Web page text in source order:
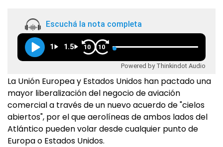
Escuchá la nota completa
1 1.5 10 10
Powered by Thinkindot Audio
La Unión Europea y Estados Unidos han pactado una
mayor liberalización del negocio de aviación
comercial a través de un nuevo acuerdo de "cielos
abiertos", por el que aerolíneas de ambos lados del
Atlántico pueden volar desde cualquier punto de
Europa o Estados Unidos.